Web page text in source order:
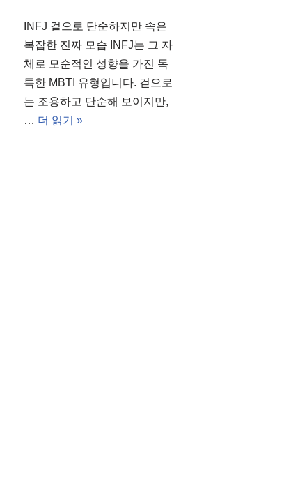
INFJ 겉으로 단순하지만 속은
복잡한 진짜 모습 INFJ는 그 자
체로 모순적인 성향을 가진 독
특한 MBTI 유형입니다. 겉으로
는 조용하고 단순해 보이지만,
… 더 읽기 »